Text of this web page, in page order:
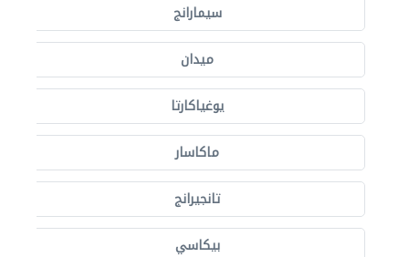
سيمارانج
ميدان
يوغياكارتا
ماكاسار
تانجيرانج
بيكاسي